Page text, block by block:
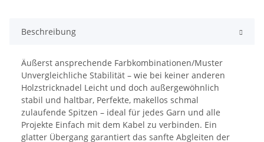
Beschreibung
Äußerst ansprechende Farbkombinationen/Muster
Unvergleichliche Stabilität – wie bei keiner anderen
Holzstricknadel Leicht und doch außergewöhnlich
stabil und haltbar, Perfekte, makellos schmal
zulaufende Spitzen – ideal für jedes Garn und alle
Projekte Einfach mit dem Kabel zu verbinden. Ein
glatter Übergang garantiert das sanfte Abgleiten der